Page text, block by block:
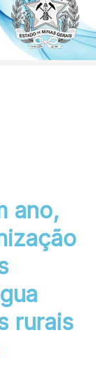
ano,
rurais